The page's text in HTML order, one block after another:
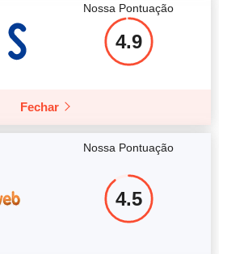
Nossa Pontuação
4.9
Fechar
Nossa Pontuação
4.5